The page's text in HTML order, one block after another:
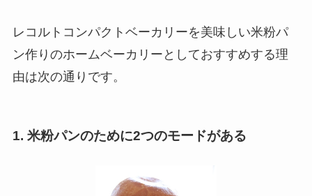
レコルトコンパクトベーカリーを美味しい米粉パ
ン作りのホームベーカリーとしておすすめする理
由は次の通りです。
1. 米粉パンのために2つのモードがある